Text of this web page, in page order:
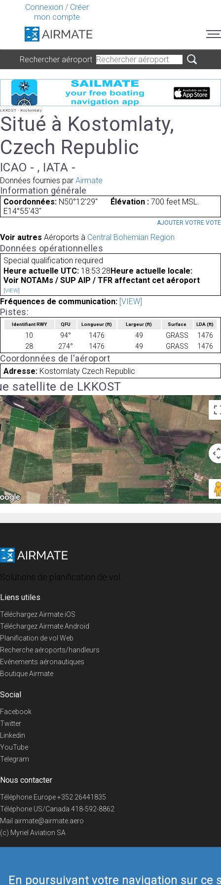
Connexion / Créer
mon compte
En poursuivant votre navigation sur ce
Rechercher aéroport
LKKOST - Kostomlaty
Situé à Kostomlaty,
Czech Republic
ICAO - , IATA -
Données fournies par Airmate
Information générale
Coordonnées: N50°12'29"
E14°55'43"
Élévation : 700 feet MSL.
AJOUTER VOTRE VOTE
Voir autres Aéroports à Central Bohemian Region
Données opérationnelles
Special qualification required
Heure actuelle UTC: 18:53:28 Heure actuelle locale:
Voir NOTAMs / SUP AIP / TFR affectant cet aéroport
[VIEW]
Fréquences de communication: [VIEW]
Pistes:
Identifiant RWY QFU Longueur(ft) Largeur(ft) Surface LDA(ft)
10 94° 1476 49 GRASS
1476
28
274° 1476 49 GRASS 1476
Coordonnées de l'aéroport
Adresse: Kostomlaty Czech Republic
satellite de LKKOST
Solutions de planification de vol
Liens utiles
Téléchargez Airmate iOS
Téléchargez Airmate Android
Planification de vol Web
Recherche aéroports/handleurs
Evénements aéronautiques
Boutique Airmate
Social
Facebook
Twitter
Linkedin
YouTube
Telegram
Nous contacter
Téléphone Europe+352 26441835
Téléphone US/Canada 418-592-8862
Mail airmate@airmate.aero
(c) Myriel Aviation SA
© 2019 Airmate -Conditions d'utilisation-Vie privée Back to top